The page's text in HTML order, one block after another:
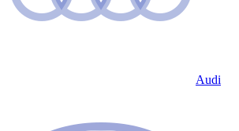
Audi